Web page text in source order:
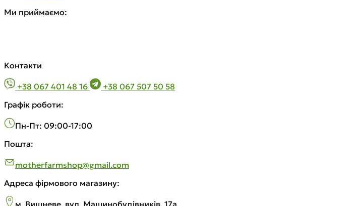
Ми приймаємо:
Контакти
+38 067 401 48 16
+38 067 507 50 58
Графік роботи:
Пн-Пт: 09:00-17:00
Пошта:
motherfarmshop@gmail.com
Адреса фірмового магазину: